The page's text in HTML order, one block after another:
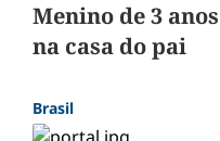
Menino de 3
na casa do pai
Brasil